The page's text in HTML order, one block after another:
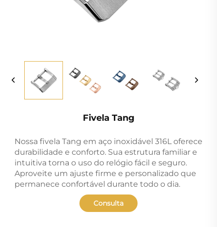
Fivela Tang
Nossa fivela Tang em aço inoxidável 316L oferece
durabilidade e conforto. Sua estrutura familiar e
intuitiva torna o uso do relógio fácil e seguro.
Aproveite um ajuste firme e personalizado que
permanece confortável durante todo o dia.
Consulta